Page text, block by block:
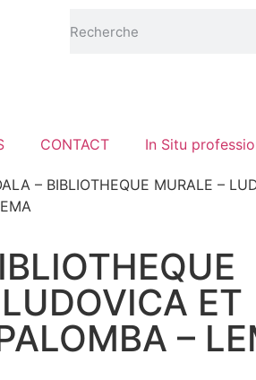
CONTACT In Situ
– BIBLIOTHEQUE MURALE –
ET
–